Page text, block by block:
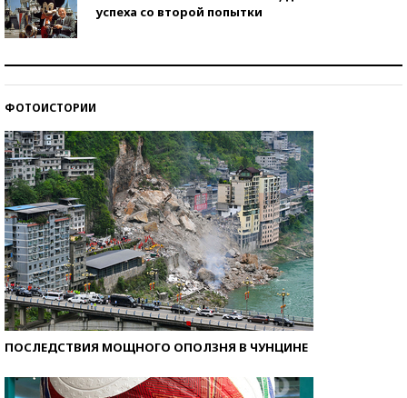
успеха со второй попытки
ФОТОИСТОРИИ
ПОСЛЕДСТВИЯ МОЩНОГО ОПОЛЗНЯ В ЧУНЦИНЕ